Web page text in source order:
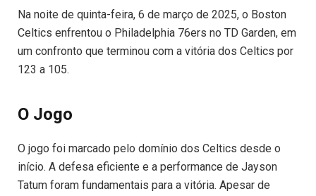
Na noite de quinta-feira, 6 de março de 2025, o Boston
Celtics enfrentou o Philadelphia 76ers no TD Garden, em
um confronto que terminou com a vitória dos Celtics por
123 a 105.
O Jogo
O jogo foi marcado pelo domínio dos Celtics desde o
início. A defesa eficiente e a performance de Jayson
Tatum foram fundamentais para a vitória. Apesar de